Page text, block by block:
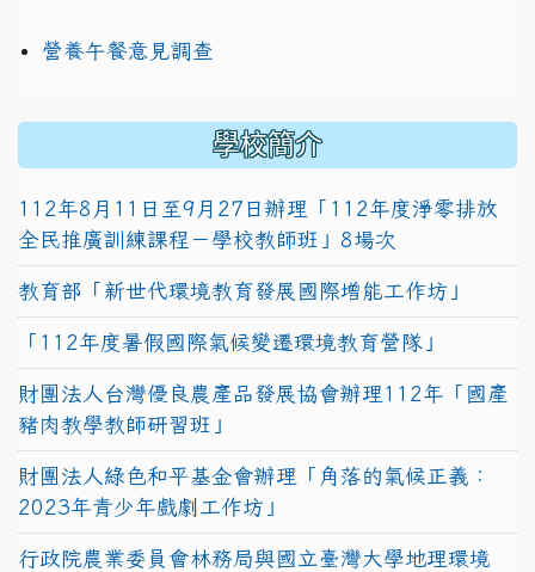
營養午餐意見調查
學校簡介
112年8月11日至9月27日辦理「112年度淨零排放
全民推廣訓練課程－學校教師班」8場次
教育部「新世代環境教育發展國際增能工作坊」
「112年度暑假國際氣候變遷環境教育營隊」
財團法人台灣優良農產品發展協會辦理112年「國產
豬肉教學教師研習班」
財團法人綠色和平基金會辦理「角落的氣候正義：
2023年青少年戲劇工作坊」
行政院農業委員會林務局與國立臺灣大學地理環境